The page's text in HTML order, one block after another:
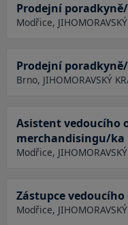
Prodejní
Modřice,
Prodejní
Brno, JIHOMORAVSKÝ
Asistent vedoucího
merchandisingu/ka
Modřice,
Zástupce
Modřice,